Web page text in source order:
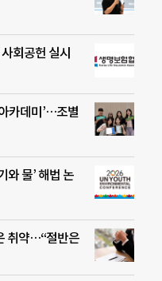
회공헌 실시
카데미’…조별
와 물’ 해법 논
취약…“절반은